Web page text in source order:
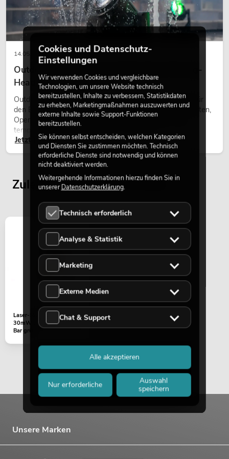
1.199,00€
EUROLITE Set LED Multi FX Laser Bar
+ Soft-Bag
Bestand reicht ca. 12 Wo.
289,00€
EUROLITE LED Multi FX Laser Bar
Bestand reicht ca. 9 Wo.
14.05.2026
Outdoor Moving-Heads: Wetterfeste Moving-
Heads bei Events
Outdoor Moving-Heads sind bewegliche Scheinwerfer für
den Einsatz im Freien. Sie werden bei Festivals, Stadtfesten,
Open-Air-Konzerten, Architekturinszenierungen und
temporären Außeninstallationen eingesetzt.
Jetzt lesen
Zuletzt angesehene Artikel
Laser-Modul 532nm
30mW LED Multi FX Laser
Bar grün
Unsere Marken
Cookies und Datenschutz-
Einstellungen
Wir verwenden Cookies und vergleichbare
Technologien, um unsere Website technisch
bereitzustellen, Inhalte zu verbessern, Statistikdaten
zu erheben, Marketingmaßnahmen auszuwerten und
externe Inhalte sowie Support-Funktionen
bereitzustellen.
Sie können selbst entscheiden, welchen Kategorien
und Diensten Sie zustimmen möchten. Technisch
erforderliche Dienste sind notwendig und können
nicht deaktiviert werden.
Weitergehende Informationen hierzu finden Sie in
unsererDatenschutzerklärung.
Technisch erforderlich
Analyse & Statistik
Marketing
Externe Medien
Chat & Support
Nur erforderliche
Auswahl
speichern
Alle akzeptieren